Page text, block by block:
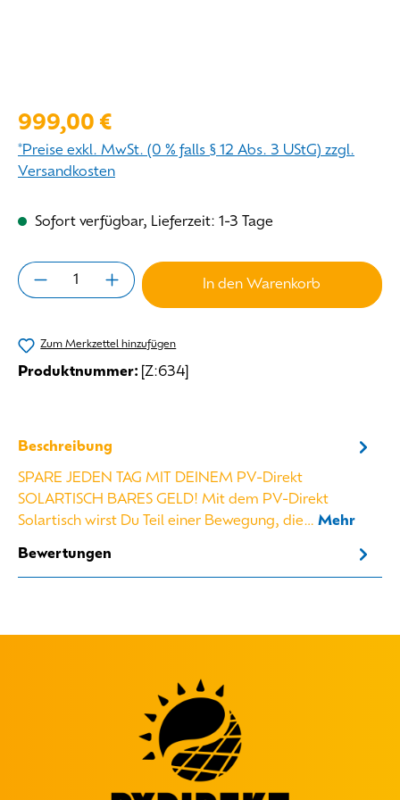
Regulärer Preis:
999,00 €
*Preise exkl. MwSt. (0 % falls § 12 Abs. 3 UStG) zzgl.
Versandkosten
Sofort verfügbar, Lieferzeit: 1-3 Tage
Produkt Anzahl: Gib den gewünschten
In den Warenkorb
Zum Merkzettel hinzufügen
Produktnummer: [Z:634]
Beschreibung
SPARE JEDEN TAG MIT DEINEM PV-Direkt
SOLARTISCH BARES GELD! Mit dem PV-Direkt
Solartisch wirst Du Teil einer Bewegung, die… Mehr
Bewertungen